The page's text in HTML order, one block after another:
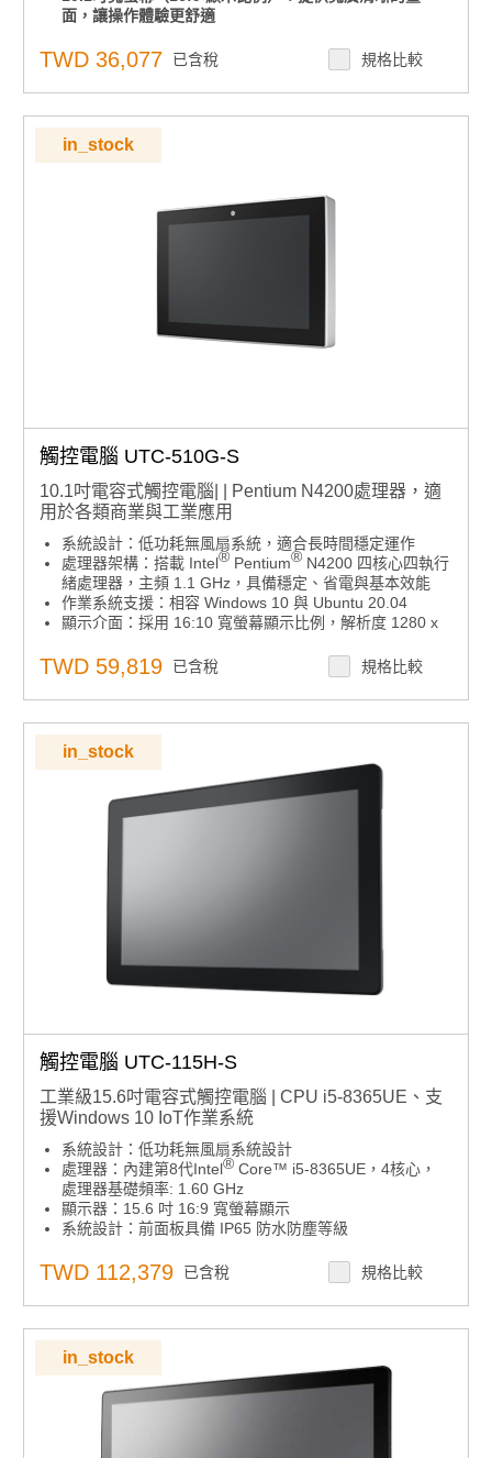
面，讓操作體驗更舒適
多種場合
可橫放也可直立使用，不受空間限制，彈性對應各種需求
支援VESA 75*75mm標準壁掛孔：安裝多元，自由擴充不
設限
支援 Windows 10/Windows 11
點擊查看
TWD 36,077 已含稅 規格比較
in_stock
觸控電腦 UTC-510G-S
10.1吋電容式觸控電腦| | Pentium N4200處理器，適
用於各類商業與工業應用
系統設計：低功耗無風扇系統，適合長時間穩定運作
處理器架構：搭載 Intel® Pentium® N4200 四核心四執行
緒處理器，主頻 1.1 GHz，具備穩定、省電與基本效能
作業系統支援：相容 Windows 10 與 Ubuntu 20.04
顯示介面：採用 16:10 寬螢幕顯示比例，解析度 1280 x
安裝彈性：支援橫放或直立安裝，彈性適應不同空間與使
防護等級：前面板達 IP65 防水防塵等級，適用於工廠、
廚房與戶外等嚴苛環境
安裝介面：支援 VESA 75x75 mm 標準壁掛孔，方便靈活
安裝與擴充
TWD 59,819 已含稅 規格比較
in_stock
觸控電腦 UTC-115H-S
工業級15.6吋電容式觸控電腦 | CPU i5-8365UE、支
援Windows 10 IoT作業系統
系統設計：低功耗無風扇系統設計
處理器：內建第8代Intel® Core™ i5-8365UE，4核心，
處理器基礎頻率: 1.60 GHz
顯示器：15.6 吋 16:9 寬螢幕顯示
系統設計：前面板具備 IP65 防水防塵等級
電纜布線的整潔後蓋設計
安裝方式：採用 VESA 100 mm 標準安裝孔，滿足多元安
裝需求
作業系統支援：Windows 10 IoT作業系統
TWD 112,379 已含稅 規格比較
in_stock